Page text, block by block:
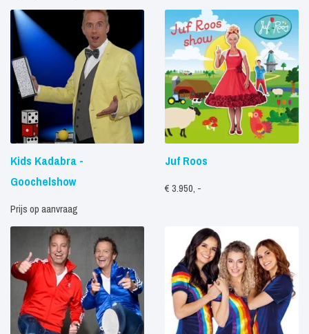
Kids Kadabra -
Goochelshow
Prijs op aanvraag
Juf Roos
€ 3.950, -